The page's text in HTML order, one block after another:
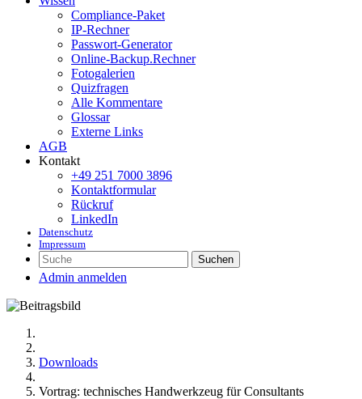
Compliance-Paket
IP-Rechner
Passwort-Generator
Online-Backup.Rechner
Fotogalerien
Quizfragen
Alle Kommentare
Glossar
Externe Links
AGB
Kontakt
+49 251 7000 3896
Kontaktformular
Rückruf
LinkedIn
Datenschutz
Impressum
Suchen
Admin anmelden
Downloads
Vortrag: technisches Handwerkzeug für Consultants